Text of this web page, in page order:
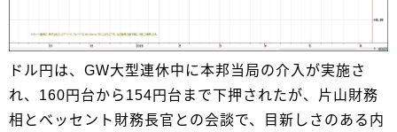
ドル円は、GW大型連休中に本邦当局の介入が実施さ
れ、160円台から154円台まで下押されたが、片山財務
相とベッセント財務長官との会談で、目新しさのある内